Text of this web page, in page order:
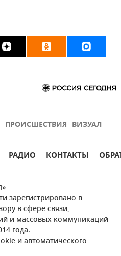
ПРОИСШЕСТВИЯ ВИЗУАЛ
РАДИО КОНТАКТЫ
зарегистрировано в
в сфере связи,
и массовых коммуникаций
года.
и автоматического